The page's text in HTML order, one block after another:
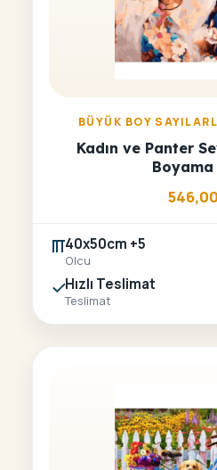
BÜYÜK BOY
Kadın ve Panter
Boyama
546,00
40x50cm +5
Olcu
Hızlı Teslimat
Teslimat